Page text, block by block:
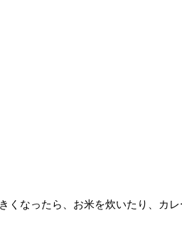
くなったら、お米を炊いたり、カ